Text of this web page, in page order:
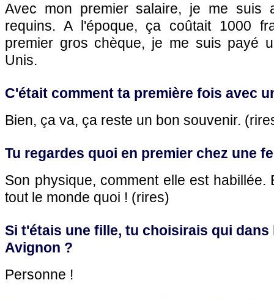
Avec mon premier salaire, je me suis
requins. A l'époque, ça coûtait 1000
premier gros chèque, je me suis payé
Unis.
C'était comment ta première fois avec
Bien, ça va, ça reste un bon souvenir.
Tu regardes quoi en premier chez une
Son physique, comment elle est habillée.
tout le monde quoi ! (rires)
Si t'étais une fille, tu choisirais qui
Avignon ?
Personne !